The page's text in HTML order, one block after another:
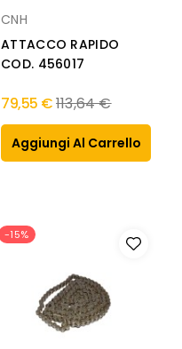
CNH
ATTACCO RAPIDO
COD. 456017
79,55 €Prezzo
normale
113,64 €
Aggiungi Al Carrello
-15%